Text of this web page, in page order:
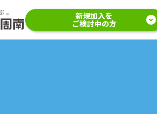
新規加入を
ご検討中の方